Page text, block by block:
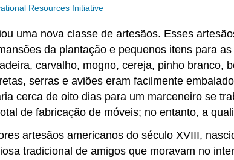
Resources Initiative
uma nova classe de artesãos. Esses
da plantação e pequenos itens para
carvalho, mogno, cereja, pinho branco,
serras e aviões eram facilmente
cerca de oito dias para um marceneiro se
de fabricação de móveis; no entanto, a
artesãos americanos do século XVIII,
tradicional de amigos que moravam no